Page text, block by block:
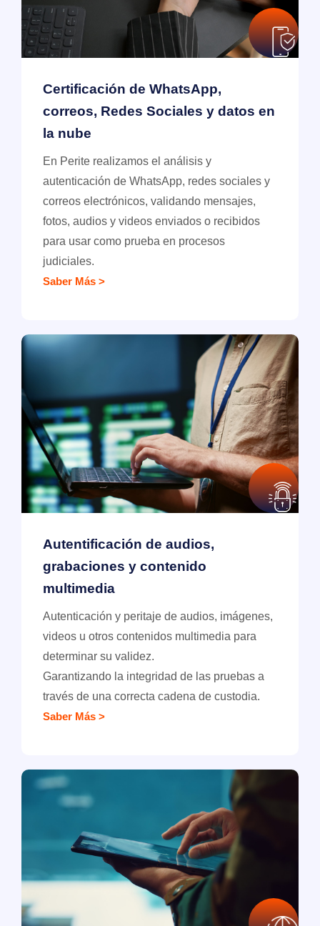
Certificación de WhatsApp,
correos, Redes Sociales y datos en
la nube
En Perite realizamos el análisis y
autenticación de WhatsApp, redes sociales y
correos electrónicos, validando mensajes,
fotos, audios y videos enviados o recibidos
para usar como prueba en procesos
judiciales.
Saber Más >
Autentificación de audios,
grabaciones y contenido
multimedia
Autenticación y peritaje de audios, imágenes,
videos u otros contenidos multimedia para
determinar su validez.
Garantizando la integridad de las pruebas a
través de una correcta cadena de custodia.
Saber Más >